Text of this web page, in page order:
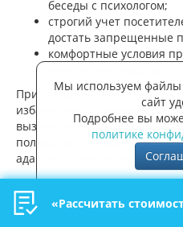
беседы с психологом;
строгий учет
достать запрещенные
комфортные условия
При стационарном лечении
избавиться от зависимости. И
выздоровления.
полный курс реабилитации,
адаптации после лечения.
Мы используем файлы
сайт
Подробнее вы
политике
«Рассчитать